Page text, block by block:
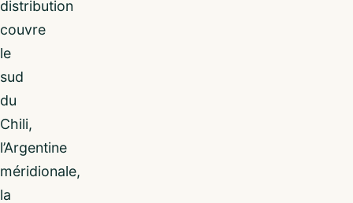
distribution
couvre
le
sud
du
Chili,
l’Argentine
méridionale,
la